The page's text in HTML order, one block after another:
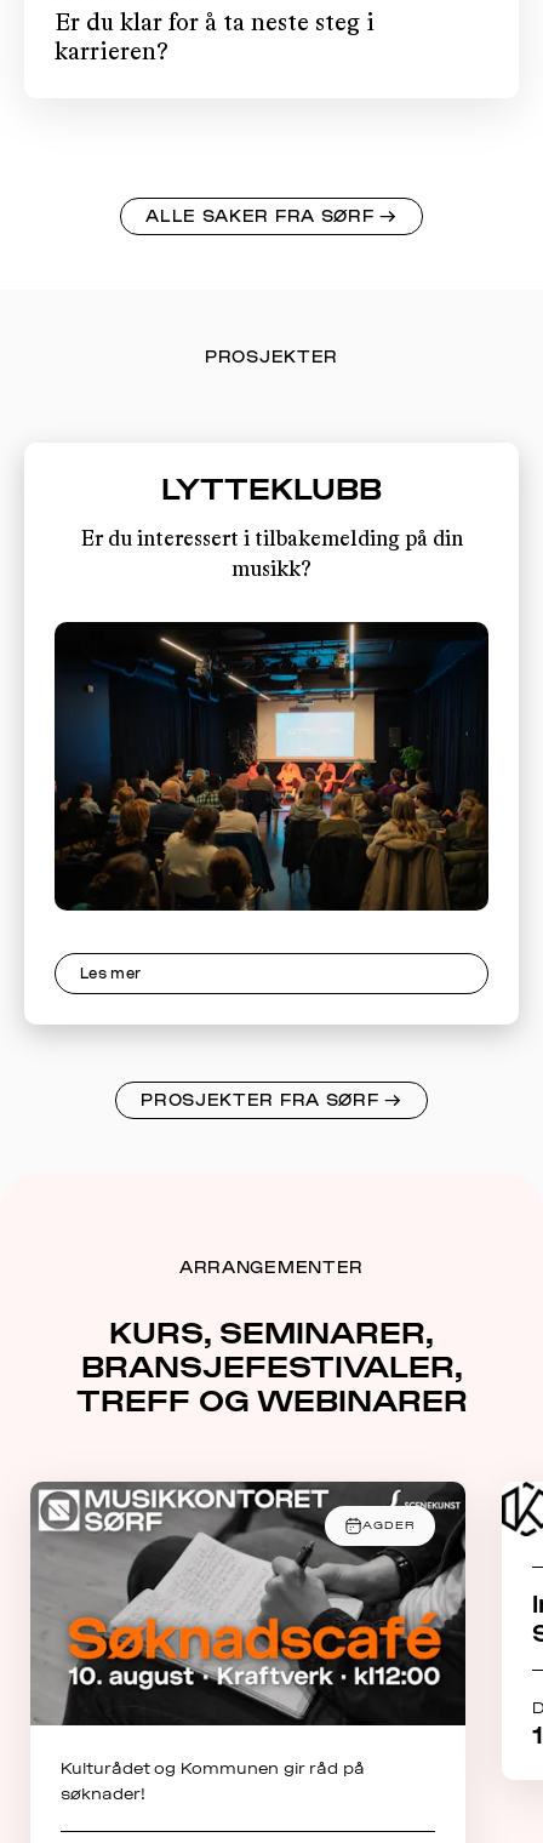
Er du klar for å ta neste steg i
karrieren?
ALLE SAKER FRA SØRF →
PROSJEKTER
LYTTEKLUBB
Er du interessert i tilbakemelding på din
musikk?
Les mer
PROSJEKTER FRA SØRF →
ARRANGEMENTER
KURS, SEMINARER,
BRANSJEFESTIVALER,
TREFF OG WEBINARER
AGDER
Kulturådet og Kommunen gir råd på
søknader!